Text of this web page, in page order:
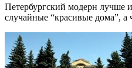
Петербургский модерн лучше
случайные “красивые дома”,